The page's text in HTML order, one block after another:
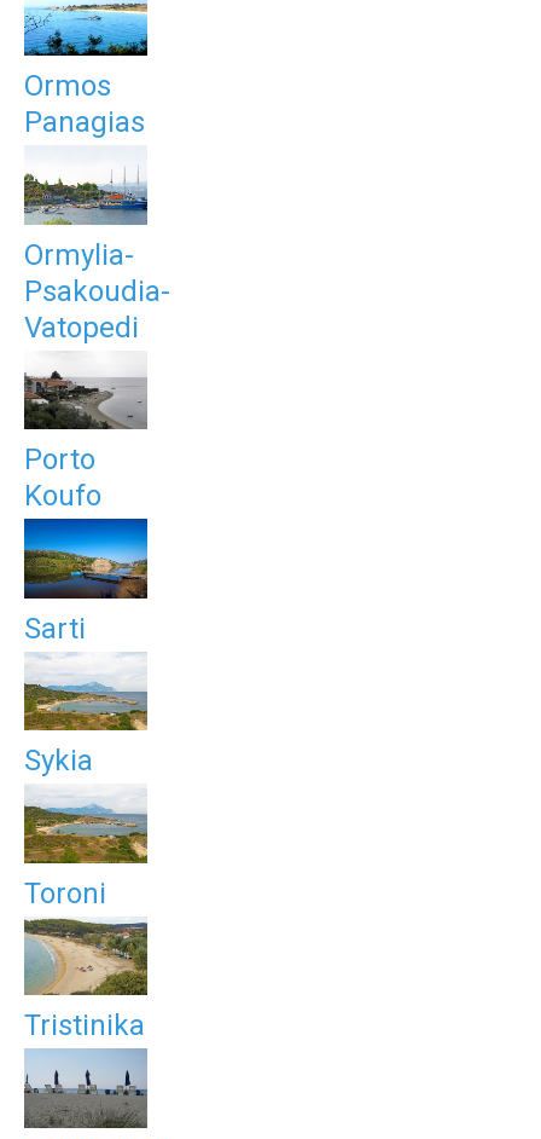
Ormos
Panagias
Ormylia-
Psakoudia-
Vatopedi
Porto
Koufo
Sarti
Sykia
Toroni
Tristinika